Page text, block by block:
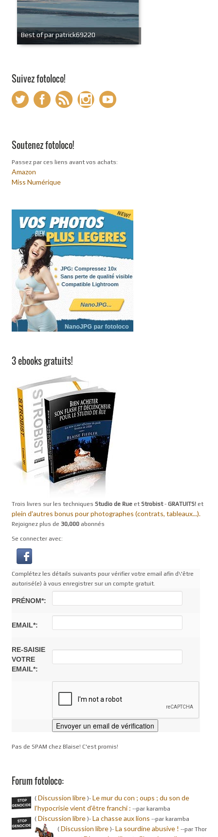
Best of par patrick69220
Suivez fotoloco!
Soutenez fotoloco!
Passez par ces liens avant vos achats:
Amazon
Miss Numérique
3 ebooks gratuits!
Trois livres sur les techniques Studio de Rue et Strobist- GRATUITS! et
plein d'autres bonus pour photographes (contrats, tableaux...).
Rejoignez plus de 30,000 abonnés
Se connecter avec:
Complétez les détails suivants pour vérifier votre email afin d\'être
autorisé(e) à vous enregistrer sur un compte gratuit.
PRÉNOM*:
EMAIL*:
RE-SAISIE
VOTRE
EMAIL*:
Pas de SPAM chez Blaise! C'est promis!
Forum fotoloco:
( Discussion libre )- Le mur du con ; oups ; du son de
l’hypocrisie vient d’être franchi : --par karamba
( Discussion libre )- La chasse aux lions --par karamba
( Discussion libre )- La sourdine abusive ! --par Thor